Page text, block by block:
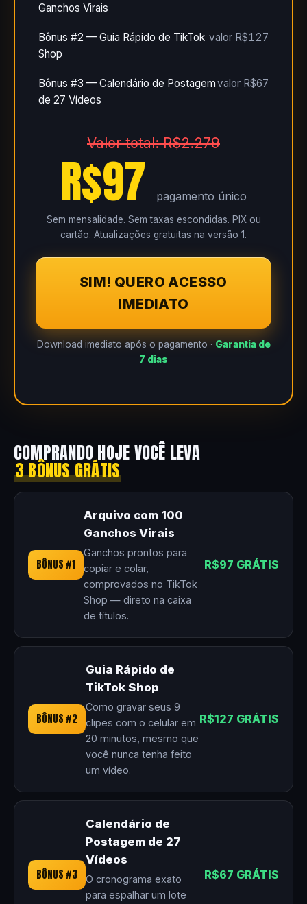
Ganchos Virais
Bônus #2 — Guia Rápido de TikTok
Shop
valor R$127
Bônus #3 — Calendário de Postagem
de 27 Vídeos
valor R$67
Valor total: R$2.279
R$97 pagamento único
Sem mensalidade. Sem taxas escondidas. PIX ou
cartão. Atualizações gratuitas na versão 1.
SIM! QUERO ACESSO
IMEDIATO
Download imediato após o pagamento · Garantia de
7 dias
COMPRANDO HOJE VOCÊ LEVA
3 BÔNUS GRÁTIS
BÔNUS #1
Arquivo com 100
Ganchos Virais
Ganchos prontos para
copiar e colar,
comprovados no TikTok
Shop — direto na caixa
de títulos.
R$97 GRÁTIS
BÔNUS #2
Guia Rápido de
TikTok Shop
Como gravar seus 9
clipes com o celular em
20 minutos, mesmo que
você nunca tenha feito
um vídeo.
R$127 GRÁTIS
BÔNUS #3
Calendário de
Postagem de 27
Vídeos
O cronograma exato
para espalhar um lote
R$67 GRÁTIS